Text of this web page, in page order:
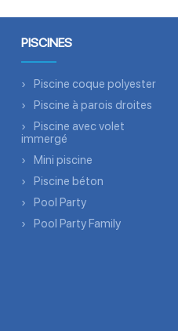
PISCINES
Piscine coque polyester
Piscine à parois droites
Piscine avec volet
immergé
Mini piscine
Piscine béton
Pool Party
Pool Party Family